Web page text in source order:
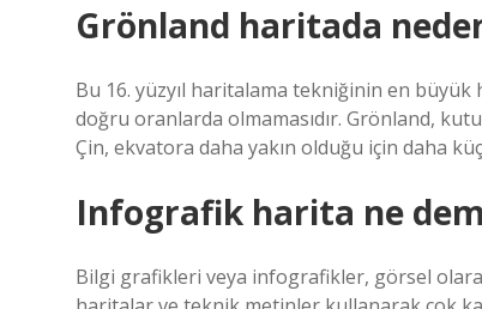
Grönland haritada
Bu 16. yüzyıl haritalama tekniğinin en
doğru oranlarda olmamasıdır. Grönland,
Çin, ekvatora daha yakın olduğu için daha
Infografik harita ne
Bilgi grafikleri veya infografikler, görsel